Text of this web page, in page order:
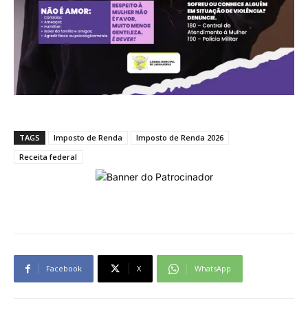
TAGS Imposto de Renda
Imposto de Renda 2026
Receita federal
Facebook X WhatsApp